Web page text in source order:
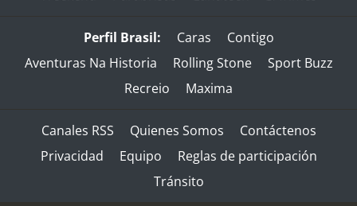
Perfil Brasil: Caras
Contigo
Aventuras Na Historia
Rolling Stone
Sport Buzz
Recreio
Maxima
Canales RSS Quienes Somos
Contáctenos
Privacidad
Equipo
Reglas de participación
Tránsito